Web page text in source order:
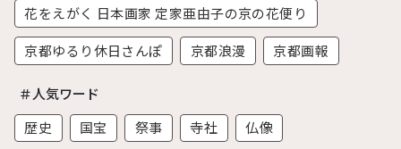
花をえがく 日本画家 定家亜由子の京の花便り
京都ゆるり休日さんぽ
京都浪漫 京都画報
＃人気ワード
歴史
国宝 祭事 寺社 仏像